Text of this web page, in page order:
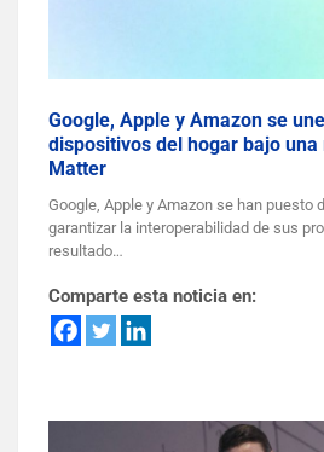
Google, Apple y Amazon se
dispositivos del hogar bajo
Matter
Google, Apple y Amazon se han puesto
garantizar la interoperabilidad de sus
resultado…
Comparte esta noticia en: